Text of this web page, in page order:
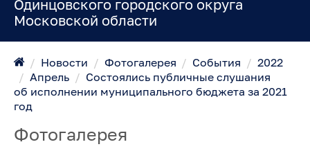
Одинцовского городского округа
Московской области
/ Новости / Фотогалерея / События / 2022
/ Апрель / Состоялись публичные слушания
об исполнении муниципального бюджета за 2021
год
Фотогалерея